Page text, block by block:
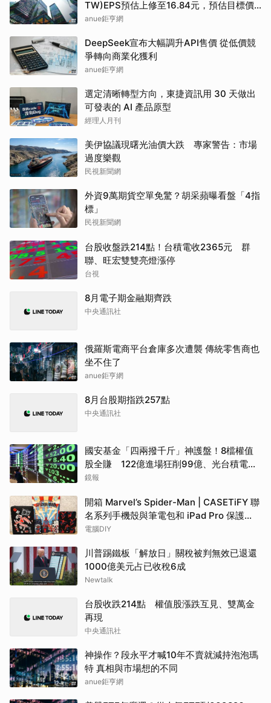
TW)EPS預估上修至16.84元，預估目標價
為550元
anue鉅亨網
DeepSeek宣布大幅調升API售價 從低價競
爭轉向商業化獲利
anue鉅亨網
選定清晰轉型方向，東捷資訊用 30 天做出
可發表的 AI 產品原型
經理人月刊
美伊協議現曙光油價大跌 專家警告：市場
過度樂觀
民視新聞網
外資9萬期貨空單免驚？胡采蘋曝看盤「4指
標」
民視新聞網
台股收盤跌214點！台積電收2365元 群
聯、旺宏雙雙亮燈漲停
台視
8月電子期金融期齊跌
中央通訊社
俄羅斯電商平台倉庫多次遭襲 傳統零售商也
坐不住了
anue鉅亨網
8月台股期指跌257點
中央通訊社
國安基金「四兩撥千斤」神護盤！8檔權值
股全賺 122億進場狂削99億、光台積電就
賺77億
鏡報
開箱 Marvel’s Spider-Man | CASETiFY 聯
名系列手機殼與筆電包和 iPad Pro 保護
殼：多款樣式任蜘蛛人粉絲挑選更能完美呵
電腦DIY
川普踢鐵板「解放日」關稅被判無效已退還
1000億美元占已收稅6成
Newtalk
台股收跌214點 權值股漲跌互見、雙萬金
再現
中央通訊社
神操作？段永平才喊10年不賣就減持泡泡瑪
特 真相與市場想的不同
anue鉅亨網